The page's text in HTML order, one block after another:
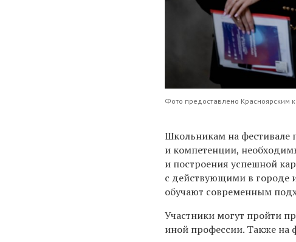
Фото предоставлено Красноярским
Школьникам на фестивале
и компетенции,
и построения успешной
с действующими в городе
обучают современным
Участники могут пройти
иной профессии. Также на